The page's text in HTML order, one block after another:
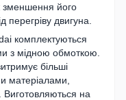
зменшення його
перегріву двигуна.
комплектуються
з мідною обмоткою.
більші
матеріалами,
Виготовляються на